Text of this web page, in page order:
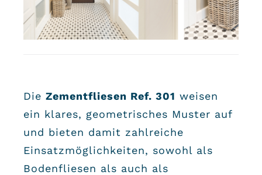
Die Zementfliesen Ref. 301 weisen
ein klares, geometrisches Muster auf
und bieten damit zahlreiche
Einsatzmöglichkeiten, sowohl als
Bodenfliesen als auch als